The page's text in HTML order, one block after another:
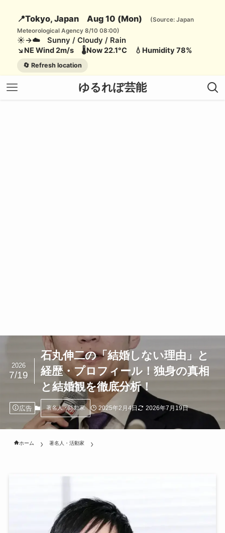
📍Tokyo, Japan Aug 10 (Mon)
(Source: Japan
Meteorological Agency 8/10 08:00)
☀️→☁️ Sunny / Cloudy / Rain
↘️NE Wind 2m/s 🌡️Now 22.1°C 💧Humidity 78%
🔄 Refresh location
ゆるれぽ芸能
石丸伸二の「結婚しない理由」と
経歴・プロフィール！独身の真相
と結婚観を徹底分析！
2026
7/19
広告 著名人・活動家 2025年2月4日 2026年7月19日
ホーム 著名人・活動家